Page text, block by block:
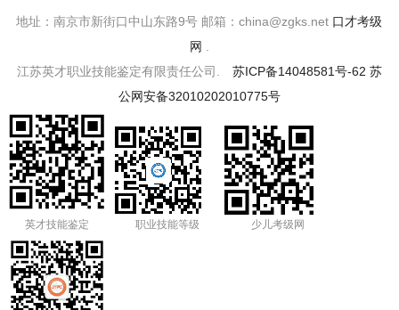
地址：南京市新街口中山东路9号 邮箱：china@zgks.net 口才考级
网
江苏英才职业技能鉴定有限责任公司. 苏ICP备14048581号-62 苏
公网安备32010202010775号
英才技能鉴定 职业技能等级 少儿考级网